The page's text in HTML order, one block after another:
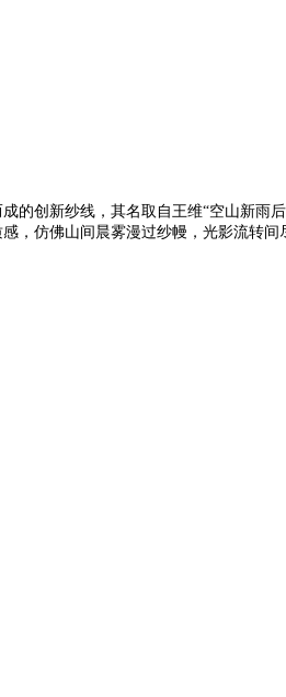
的创新纱线，其名取自王维“空山新
，仿佛山间晨雾漫过纱幔，光影流转间